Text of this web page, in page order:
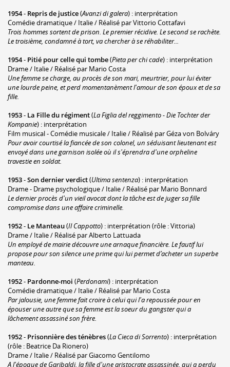
1954- Repris de justice(Avanzi di galera) : interprétation
Comédie dramatique / Italie / Réalisé par Vittorio Cottafavi
Trois hommes sortent de prison. Le premier récidive. Le second se rachète.
Le troisième, condamné à tort, va chercher à se réhabiliter...
1954- Pitié pour celle qui tombe(Pieta per chi cade) : interprétation
Drame / Italie / Réalisé par Mario Costa
Une femme se charge, au procès de son mari, meurtrier, pour lui éviter
une lourde peine, et perd momentanèment l'amour de son époux et de sa
fille.
1953- La Fille du régiment(La Figlia del reggimento - Die Tochter der
Kompanie) : interprétation
Film musical - Comédie musicale / Italie / Réalisé par Géza von Bolváry
Pour avoir courtisé la fiancée de son colonel, un séduisant lieutenant est
envoyé dans une garnison isolée où il s'éprendra d'une orpheline
travestie en soldat.
1953-Son dernier verdict(Ultima sentenza) : interprétation
Drame - Drame psychologique / Italie / Réalisé par Mario Bonnard
Le dernier procès d'un vieil avocat dont la tâche est de juger sa fille
compromise dans une affaire criminelle.
1952- Le Manteau(Il Cappotto) : interprétation (rôle : Vittoria)
Drame / Italie / Réalisé par Alberto Lattuada
Un employé de mairie découvre une arnaque financière. Le fautif lui
propose pour son silence une prime qui lui permet d’acheter un superbe
manteau.
1952- Pardonne-moi (Perdonami) : interprétation
Comédie dramatique / Italie / Réalisé par Mario Costa
Par jalousie, une femme fait croire à celui qui l'a repoussée pour en
épouser une autre que sa femme est la soeur du gangster qui a
lâchement assassiné son frère.
1952- Prisonnière des ténèbres(La Cieca di Sorrento) : interprétation
(rôle : Beatrice Da Rionero)
Drame / Italie / Réalisé par Giacomo Gentilomo
A l'époque de Garibaldi, la fille d'une aristocrate assassinée, qui a perdu